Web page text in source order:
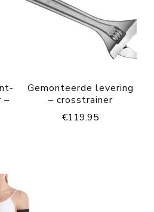
–
Gemonteerde levering
– crosstrainer
€119.95